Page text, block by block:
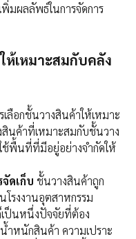
มผลลัพธ์ในการจัดการ
ห้เหมาะสมกับคลัง
เลือกชั้นวางสินค้าให้เหมาะ
นค้าที่เหมาะสมกับชั้นวาง
ช้พื้นที่ที่มีอยู่อย่างจำกัดให้
ดเก็บ ชั้นวางสินค้าถูก
โรงงานอุตสาหกรรม
ป็นหนึ่งปัจจัยที่ต้อง
ำหนักสินค้า ความเปราะ